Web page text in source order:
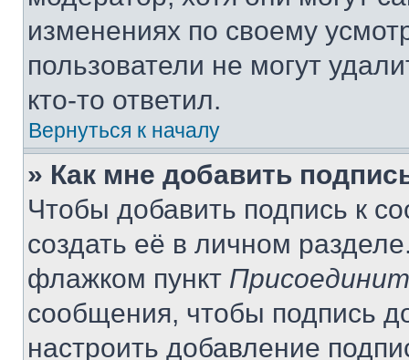
изменениях по своему
пользователи не могут
кто-то ответил.
Вернуться к началу
» Как мне добавить
Чтобы добавить подпись к
создать её в личном
флажком пункт
сообщения, чтобы подпись
настроить добавление